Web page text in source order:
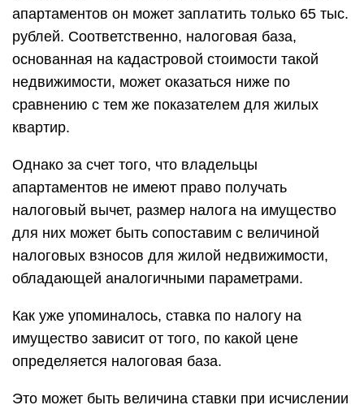
апартаментов он может заплатить только 65 тыс.
рублей. Соответственно, налоговая база,
основанная на кадастровой стоимости такой
недвижимости, может оказаться ниже по
сравнению с тем же показателем для жилых
квартир.
Однако за счет того, что владельцы
апартаментов не имеют право получать
налоговый вычет, размер налога на имущество
для них может быть сопоставим с величиной
налоговых взносов для жилой недвижимости,
обладающей аналогичными параметрами.
Как уже упоминалось, ставка по налогу на
имущество зависит от того, по какой цене
определяется налоговая база.
Это может быть величина ставки при исчислении